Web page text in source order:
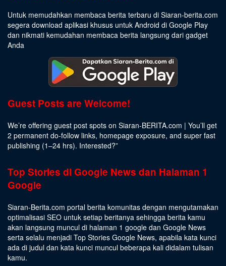
Untuk memudahkan membaca berita terbaru di Siaran-berita.com
segera download aplikasi khusus untuk Android di Google Play
dan nikmati kemudahan membaca berita langsung dari gadget
Anda
Guest Posts are Welcome!
We’re offering guest post spots on Siaran-BERITA.com | You’ll get
2 permanent do-follow links, homepage exposure, and super fast
publishing (1–24 hrs). Interested?”
Top Stories di Google News dan Halaman 1
Google
Siaran-Berita.com portal berita komunitas dengan mengutamakan
optimalisasi SEO untuk setiap beritanya sehingga berita kamu
akan langsung muncul di halaman 1 google dan Google News
serta selalu menjadi Top Stories Google News, apabila kata kunci
ada di judul dan kata kunci muncul beberapa kali didalam tulisan
kamu.